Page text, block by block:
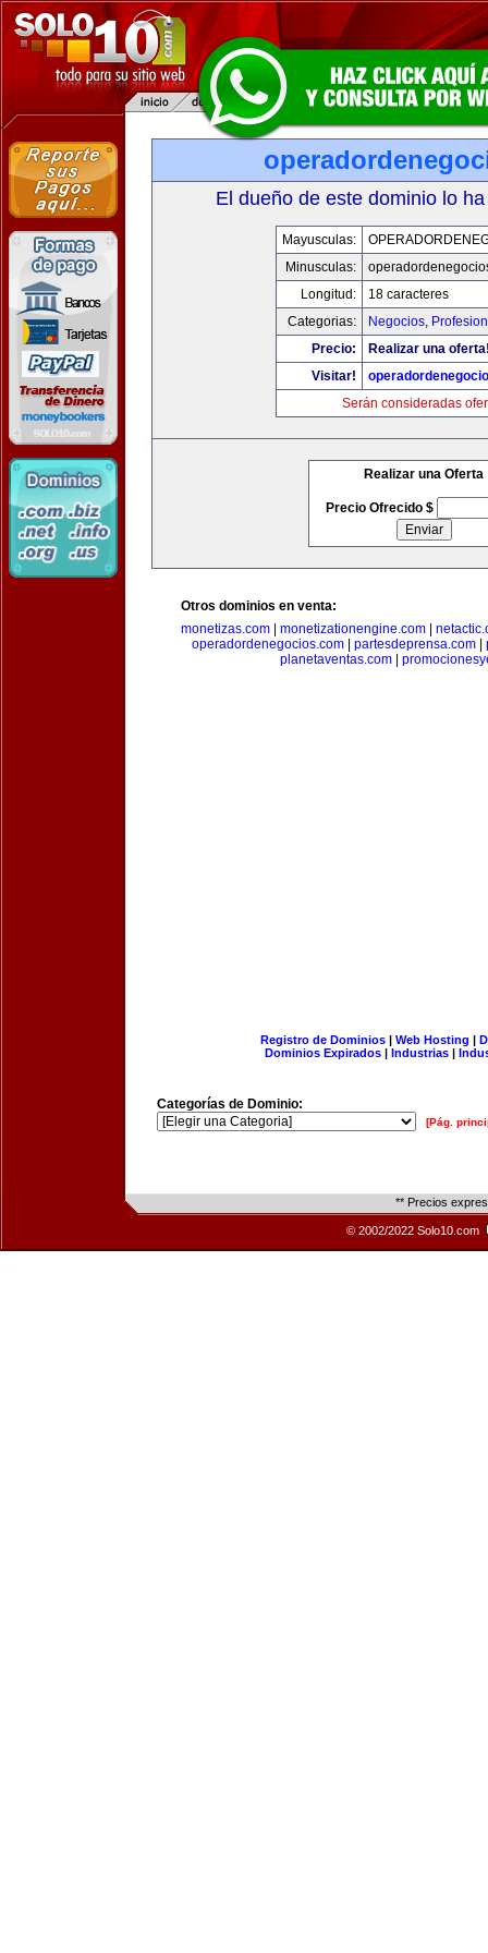
El dueño de este dominio lo
Mayusculas:
Minusculas:
Longitud:
18 caracteres
Categorias:
Negocios,
Precio:
Realizar una
Visitar!
Serán consideradas
Realizar una Oferta
Precio Ofrecido $
Otros dominios en venta:
monetizas.com
monetizationengine.com
operadordenegocios.com
partesdeprensa.com
planetaventas.com
Registro de Dominios| Web Hosting |
Dominios Expirados | Industrias |
Categorías de Dominio:
[Pág.
** Precios
© 2002/2022 Solo10.com